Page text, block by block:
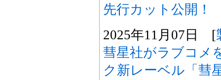
先行カット公開！
2025年11月07日 [
彗星社がラブコメ
ク新レーベル「彗